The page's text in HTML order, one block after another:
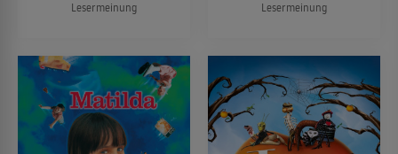
Lesermeinung Lesermeinung